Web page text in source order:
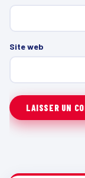
Site web